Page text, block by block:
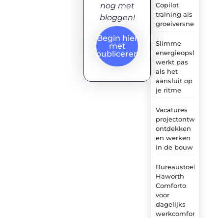
Copilot
training als
groeiversneller
Slimme
energieopslag
werkt pas
als het
aansluit op
je ritme
Vacatures
ontdekken
en werken
in de bouw
Bureaustoel
Haworth
Comforto
voor
dagelijks
werkcomfort
nog met
bloggen!
Begin hier
met
publiceren